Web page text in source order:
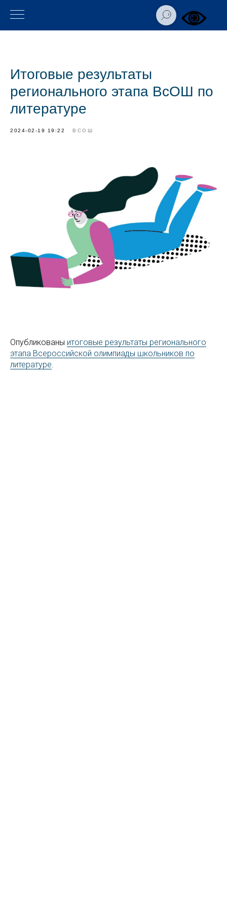
Итоговые результаты
регионального этапа ВсОШ по
литературе
2024-02-19 19:22 ВСОШ
Опубликованы итоговые результаты регионального
этапа Всероссийской олимпиады школьников по
литературе.